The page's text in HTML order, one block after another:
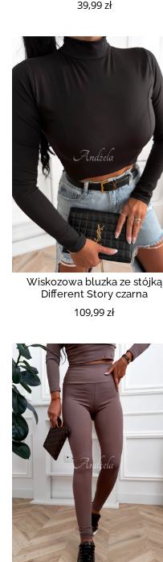
39,99 zł
Wiskozowa bluzka ze stójką
Different Story czarna
109,99 zł